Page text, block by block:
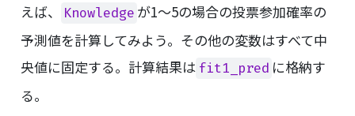
えば、
Knowledge が1〜5の場合の投票参加確率の
予測値を計算してみよう。その他の変数はすべて中
央値に固定する。計算結果は fit1_pred に格納す
る。